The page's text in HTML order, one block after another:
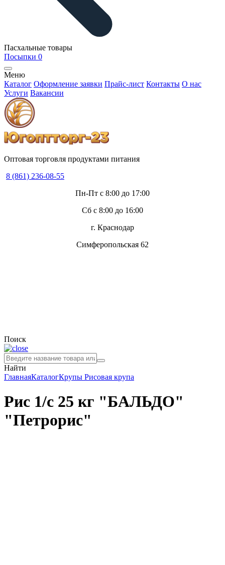
Пасхальные товары
Посыпки 0
Меню
Каталог Оформление заявки Прайс-лист Контакты О нас
Услуги Вакансии
Оптовая торговля продуктами питания
8 (861) 236-08-55
Пн-Пт с 8:00 до 17:00
Сб с 8:00 до 16:00
г. Краснодар
Симферопольская 62
Поиск
Найти
ГлавнаяКаталогКрупы Рисовая крупа
Рис 1/с 25 кг "БАЛЬДО"
"Петрорис"